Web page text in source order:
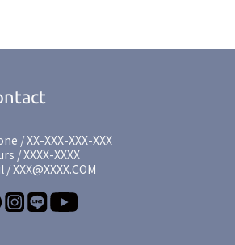
/ XX-XXX-XXX-XXX
/ XXXX-XXXX
/ XXX@XXXX.COM